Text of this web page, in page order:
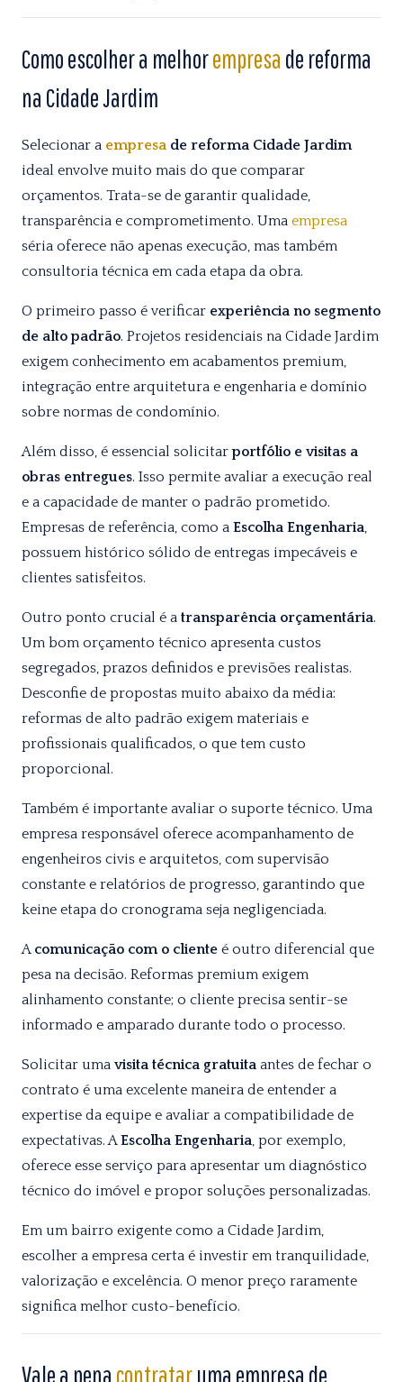
Como escolher a melhorempresa de reforma
na Cidade Jardim
Selecionar a empresa de reforma Cidade Jardim
ideal envolve muito mais do que comparar
orçamentos. Trata-se de garantir qualidade,
transparência e comprometimento. Uma empresa
séria oferece não apenas execução, mas também
consultoria técnica em cada etapa da obra.
O primeiro passo é verificar experiência no segmento
de alto padrão. Projetos residenciais na Cidade Jardim
exigem conhecimento em acabamentos premium,
integração entre arquitetura e engenharia e domínio
sobre normas de condomínio.
Além disso, é essencial solicitarportfólio e visitas a
obras entregues. Isso permite avaliar a execução real
e a capacidade de manter o padrão prometido.
Empresas de referência, como a Escolha Engenharia,
possuem histórico sólido de entregas impecáveis e
clientes satisfeitos.
Outro ponto crucial é a transparência orçamentária.
Um bom orçamento técnico apresenta custos
segregados, prazos definidos e previsões realistas.
Desconfie de propostas muito abaixo da média:
reformas de alto padrão exigem materiais e
profissionais qualificados, o que tem custo
proporcional.
Também é importante avaliar o suporte técnico. Uma
empresa responsável oferece acompanhamento de
engenheiros civis e arquitetos, com supervisão
constante e relatórios de progresso, garantindo que
keine etapa do cronograma seja negligenciada.
A comunicação com o cliente é outro diferencial que
pesa na decisão. Reformas premium exigem
alinhamento constante; o cliente precisa sentir-se
informado e amparado durante todo o processo.
Solicitar uma visita técnica gratuita antes de fechar o
contrato é uma excelente maneira de entender a
expertise da equipe e avaliar a compatibilidade de
expectativas. AEscolha Engenharia, por exemplo,
oferece esse serviço para apresentar um diagnóstico
técnico do imóvel e propor soluções personalizadas.
Em um bairro exigente como a Cidade Jardim,
escolher a empresa certa é investir em tranquilidade,
valorização e excelência. O menor preço raramente
significa melhor custo-benefício.
Vale a pena contrataruma empresa de